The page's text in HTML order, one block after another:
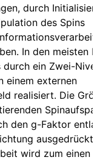
durch
des Spins
In den meisten
durch ein Zwei-
einem externen
realisiert. Die
den g-Faktor
ausgedrückt.
wird zum einen